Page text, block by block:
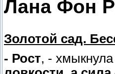
Лана Фон
Золотой сад.
- Рост, -